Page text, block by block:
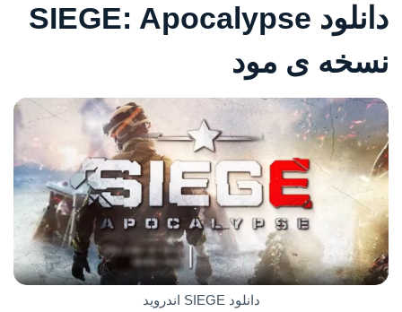
دانلود SIEGE: Apocalypse
نسخه ی مود
دانلود SIEGE اندروید